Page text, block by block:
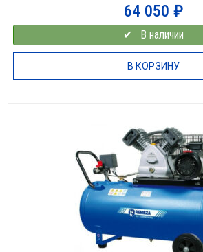
64 050 ₽
✔⠀В наличии
В КОРЗИНУ